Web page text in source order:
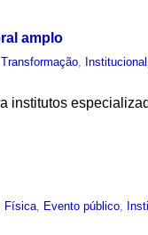
amplo
Transformação Institucional
institutos
Física Evento público